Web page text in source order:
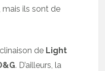
mais ils sont de
de Light
. D’ailleurs, la